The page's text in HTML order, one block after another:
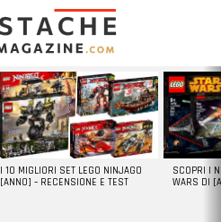
I 10 MIGLIORI SET LEGO NINJAGO
[ANNO] – RECENSIONE E TEST
SCOPRI I
WARS DI